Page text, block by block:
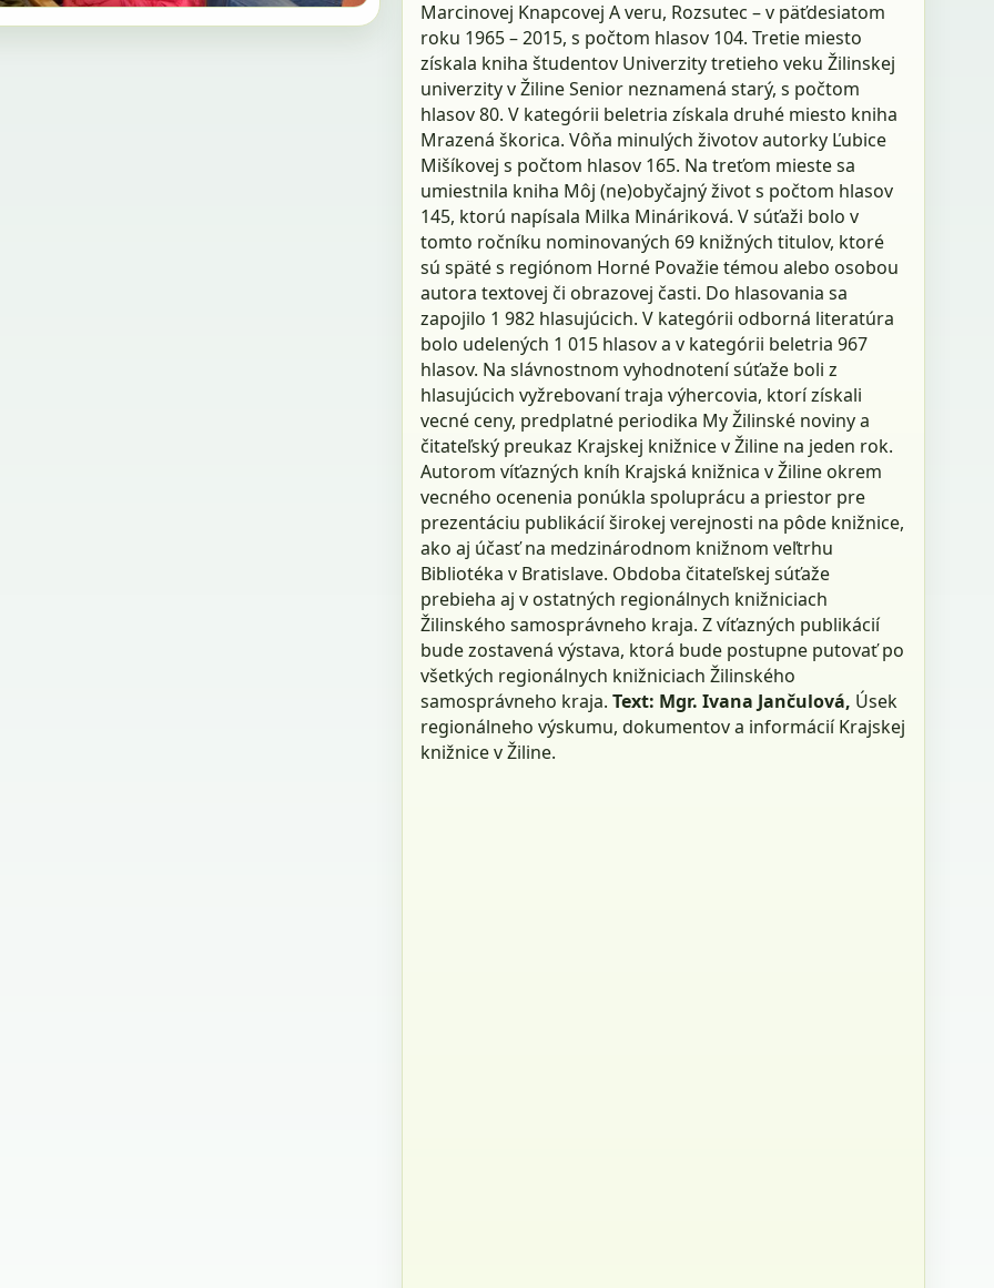
Marcinovej Knapcovej A veru, Rozsutec – v päťdesiatom
roku 1965 – 2015, s počtom hlasov 104. Tretie miesto
získala kniha študentov Univerzity tretieho veku Žilinskej
univerzity v Žiline Senior neznamená starý, s počtom
hlasov 80. V kategórii beletria získala druhé miesto kniha
Mrazená škorica. Vôňa minulých životov autorky Ľubice
Mišíkovej s počtom hlasov 165. Na treťom mieste sa
umiestnila kniha Môj (ne)obyčajný život s počtom hlasov
145, ktorú napísala Milka Mináriková. V súťaži bolo v
tomto ročníku nominovaných 69 knižných titulov, ktoré
sú späté s regiónom Horné Považie témou alebo osobou
autora textovej či obrazovej časti. Do hlasovania sa
zapojilo 1 982 hlasujúcich. V kategórii odborná literatúra
bolo udelených 1 015 hlasov a v kategórii beletria 967
hlasov. Na slávnostnom vyhodnotení súťaže boli z
hlasujúcich vyžrebovaní traja výhercovia, ktorí získali
vecné ceny, predplatné periodika My Žilinské noviny a
čitateľský preukaz Krajskej knižnice v Žiline na jeden rok.
Autorom víťazných kníh Krajská knižnica v Žiline okrem
vecného ocenenia ponúkla spoluprácu a priestor pre
prezentáciu publikácií širokej verejnosti na pôde knižnice,
ako aj účasť na medzinárodnom knižnom veľtrhu
Bibliotéka v Bratislave. Obdoba čitateľskej súťaže
prebieha aj v ostatných regionálnych knižniciach
Žilinského samosprávneho kraja. Z víťazných publikácií
bude zostavená výstava, ktorá bude postupne putovať po
všetkých regionálnych knižniciach Žilinského
samosprávneho kraja. Text: Mgr. Ivana Jančulová, Úsek
regionálneho výskumu, dokumentov a informácií Krajskej
knižnice v Žiline.